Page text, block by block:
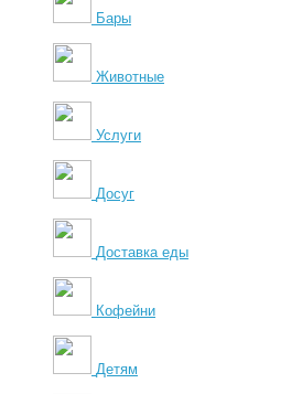
Бары
Животные
Услуги
Досуг
Доставка еды
Кофейни
Детям